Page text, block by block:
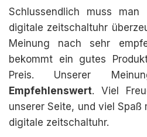
Schlussendlich muss
digitale zeitschaltuhr
Meinung nach sehr
bekommt ein gutes
Preis. Unserer
Empfehlenswert. Viel
unserer Seite, und viel
digitale zeitschaltuhr.